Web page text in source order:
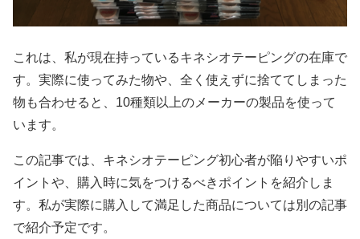
これは、私が現在持っているキネシオテーピングの在庫で
す。実際に使ってみた物や、全く使えずに捨ててしまった
物も合わせると、10種類以上のメーカーの製品を使って
います。
この記事では、キネシオテーピング初心者が陥りやすいポ
イントや、購入時に気をつけるべきポイントを紹介しま
す。私が実際に購入して満足した商品については別の記事
で紹介予定です。